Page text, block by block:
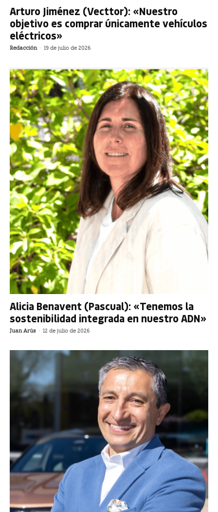
Arturo Jiménez (Vecttor): «Nuestro
objetivo es comprar únicamente vehículos
eléctricos»
Redacción - 19 de julio de 2026
Alicia Benavent (Pascual): «Tenemos la
sostenibilidad integrada en nuestro ADN»
Juan Arús - 12 de julio de 2026